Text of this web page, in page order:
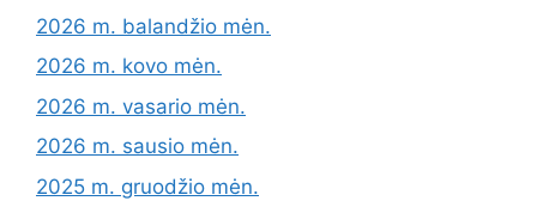
2026 m. balandžio mėn.
2026 m. kovo mėn.
2026 m. vasario mėn.
2026 m. sausio mėn.
2025 m. gruodžio mėn.